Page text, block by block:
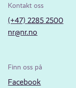
Kontakt oss
(+47) 2285 2500
nr@nr.no
Finn oss på
Facebook